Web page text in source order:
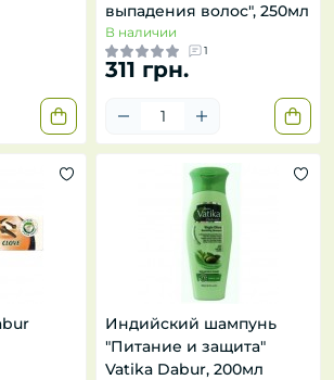
выпадения волос", 250мл
В наличии
1
311 грн.
Индийский шампунь
"Питание и защита"
Vatika Dabur, 200мл